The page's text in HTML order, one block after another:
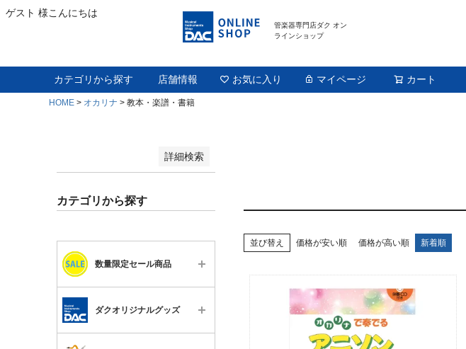
管楽器専門店ダク オン
ラインショップ
ゲスト 様こんにちは
カテゴリから探す 店舗情報 お気に入り マイページ カート
HOME オカリナ 教本・楽譜・書籍
詳細検索
並び順
優先度順
レビュー順
キーワードヒット順
カテゴリから探す
数量限定セール商品
すべて
ダクオリジナルグッズ
すべて
並び替え 価格が安い順 価格が高い順 新着順